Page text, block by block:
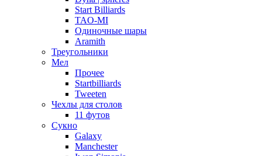
Start Billiards
TAO-MI
Одиночные шары
Aramith
Треугольники
Мел
Прочее
Startbilliards
Tweeten
Чехлы для столов
11 футов
Сукно
Galaxy
Manchester